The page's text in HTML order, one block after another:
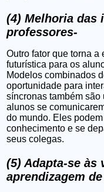
(4) Melhoria das
professores-
Outro fator que torna
futurística para os
Modelos combinados
oportunidade para
síncronas também são
alunos se
do mundo. Eles
conhecimento e se
seus colegas.
(5) Adapta-se às
aprendizagem